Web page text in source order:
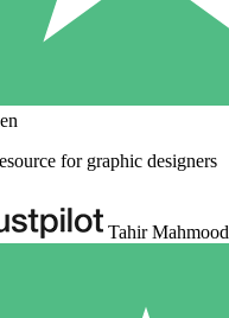
for graphic designers
Tahir Mahmood